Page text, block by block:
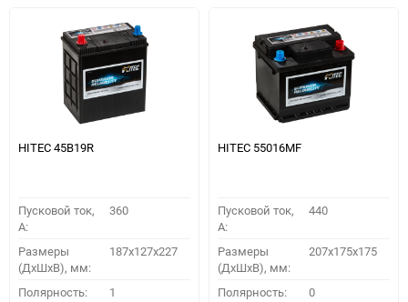
HITEC 45B19R
Пусковой ток,
A:
360
Размеры
(ДхШхВ), мм:
187x127x227
Полярность: 1
HITEC 55016MF
Пусковой ток,
A:
440
Размеры
(ДхШхВ), мм:
207x175x175
Полярность: 0